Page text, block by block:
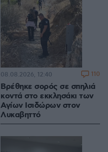
Βρέθηκε σορός σε σπηλιά
κοντά στο εκκλησάκι των
Αγίων Ισιδώρων στον
Λυκαβηττό
08.08.2026, 12:40 110